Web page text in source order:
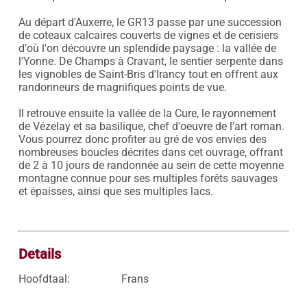
Au départ d'Auxerre, le GR13 passe par une succession
de coteaux calcaires couverts de vignes et de cerisiers
d'où l'on découvre un splendide paysage : la vallée de
l'Yonne. De Champs à Cravant, le sentier serpente dans
les vignobles de Saint-Bris d'Irancy tout en offrent aux
randonneurs de magnifiques points de vue.
Il retrouve ensuite la vallée de la Cure, le rayonnement
de Vézelay et sa basilique, chef d'oeuvre de l'art roman.
Vous pourrez donc profiter au gré de vos envies des
nombreuses boucles décrites dans cet ouvrage, offrant
de 2 à 10 jours de randonnée au sein de cette moyenne
montagne connue pour ses multiples forêts sauvages
et épaisses, ainsi que ses multiples lacs.
Details
Hoofdtaal: Frans